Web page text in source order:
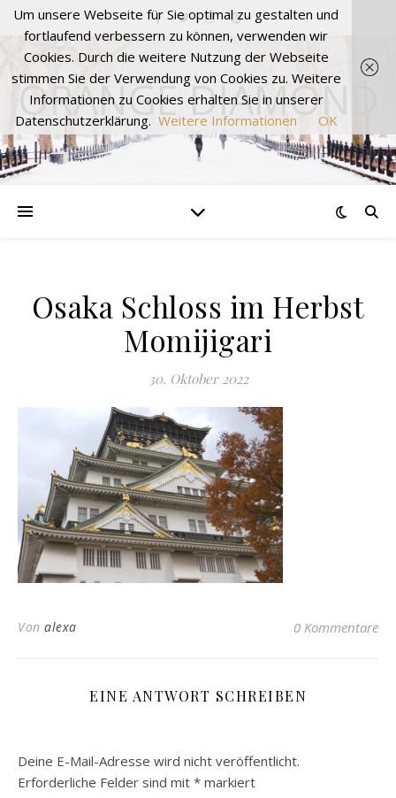
ORANGE DIAMOND
Osaka Schloss im Herbst
Momijigari
30. Oktober 2022
Von alexa 0 Kommentare
EINE ANTWORT SCHREIBEN
Deine E-Mail-Adresse wird nicht veröffentlicht.
Erforderliche Felder sind mit * markiert
Um unsere Webseite für Sie optimal zu gestalten und
fortlaufend verbessern zu können, verwenden wir
Cookies. Durch die weitere Nutzung der Webseite
stimmen Sie der Verwendung von Cookies zu. Weitere
Informationen zu Cookies erhalten Sie in unserer
Datenschutzerklärung. Weitere Informationen OK